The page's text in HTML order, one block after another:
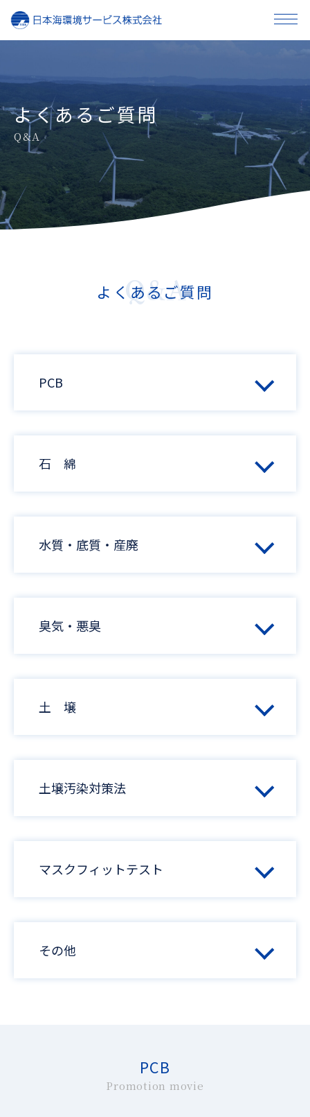
企業情報
採用情報
お知らせ
よくあるご質問
Q&A
よくあるご質問
Q&A
PCB
石 綿
水質・底質・産廃
臭気・悪臭
土 壌
土壌汚染対策法
マスクフィットテスト
その他
PCB
Promotion movie